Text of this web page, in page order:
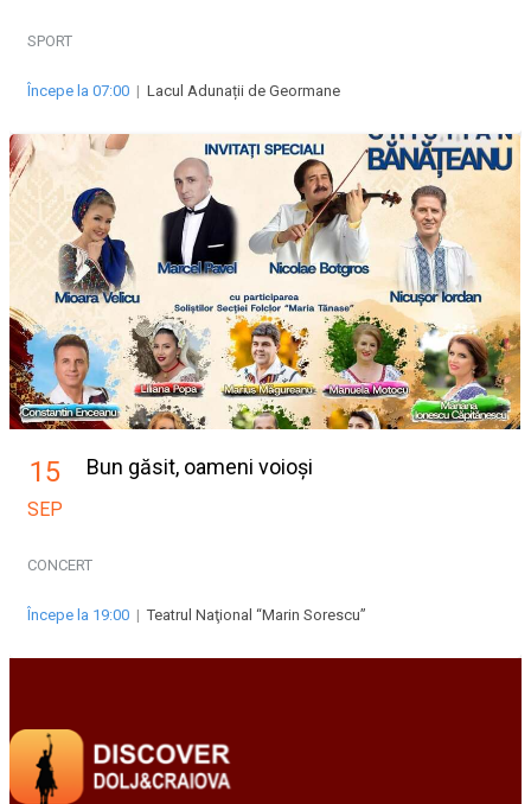
SPORT
Începe la 07:00 | Lacul Adunații de Geormane
15
SEP
Bun găsit, oameni voioși
CONCERT
Începe la 19:00 |Teatrul Naţional “Marin Sorescu”